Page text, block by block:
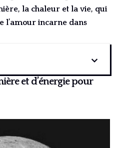
la chaleur et la vie, qui
l’amour incarne dans
et d’énergie pour